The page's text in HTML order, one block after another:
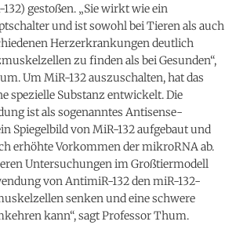
gestoßen. „Sie wirkt wie ein
und ist sowohl bei Tieren als auch
Herzerkrankungen deutlich
zu finden als bei Gesunden“,
Um MiR-132 auszuschalten, hat das
spezielle Substanz entwickelt. Die
ist als sogenanntes Antisense-
Spiegelbild von MiR-132 aufgebaut und
erhöhte Vorkommen der mikroRNA ab.
Untersuchungen im Großtiermodell
von AntimiR-132 den miR-132-
senken und eine schwere
kann“, sagt Professor Thum.